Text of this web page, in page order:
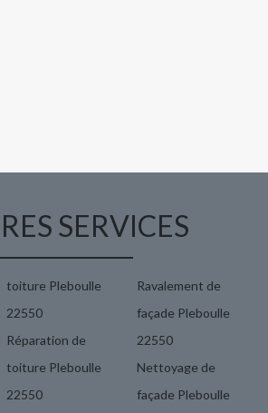
SERVICES
toiture Pleboulle
22550
Réparation de
toiture Pleboulle
22550
Ravalement de
façade Pleboulle
22550
Nettoyage de
façade Pleboulle